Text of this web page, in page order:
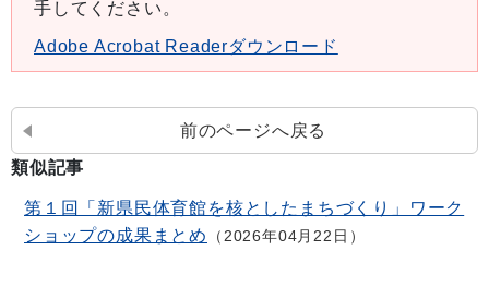
手してください。
Adobe Acrobat Readerダウンロード
前のページへ戻る
類似記事
第１回「新県民体育館を核としたまちづくり」ワーク
ショップの成果まとめ
2026年04月22日